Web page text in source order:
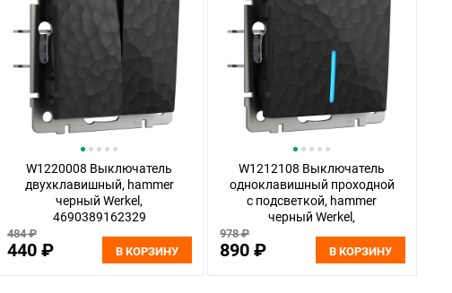
W1220008 Выключатель
двухклавишный, hammer
черный Werkel,
4690389162329
484 ₽
440 ₽ В КОРЗИНУ
W1212108 Выключатель
одноклавишный проходной
с подсветкой, hammer
черный Werkel,
978 ₽
890 ₽ В КОРЗИНУ